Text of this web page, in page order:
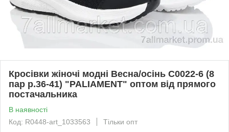
Кросівки жіночі модні Весна/осінь C0022-6 (8
пар р.36-41) "PALIAMENT" оптом від прямого
постачальника
В наявності
Код: R0448-art_1033563
Тільки опт